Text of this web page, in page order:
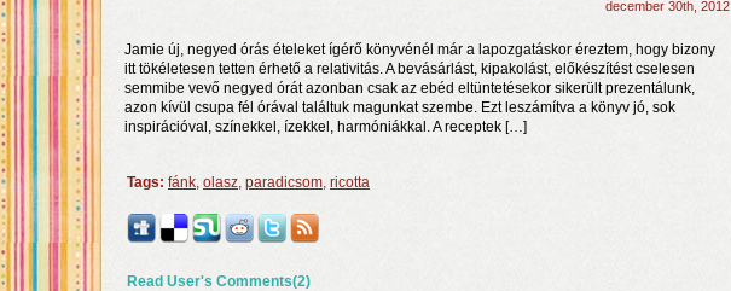
december 30th, 2012
Jamie új, negyed órás ételeket ígérő könyvénél már a lapozgatáskor éreztem, hogy bizony
itt tökéletesen tetten érhető a relativitás. A bevásárlást, kipakolást, előkészítést cselesen
semmibe vevő negyed órát azonban csak az ebéd eltüntetésekor sikerült prezentálunk,
azon kívül csupa fél órával találtuk magunkat szembe. Ezt leszámítva a könyv jó, sok
inspirációval, színekkel, ízekkel, harmóniákkal. A receptek […]
Tags: fánk, olasz, paradicsom, ricotta
Read User's Comments(2)